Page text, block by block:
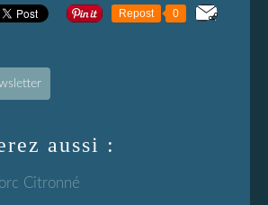
Repost 0
aussi :